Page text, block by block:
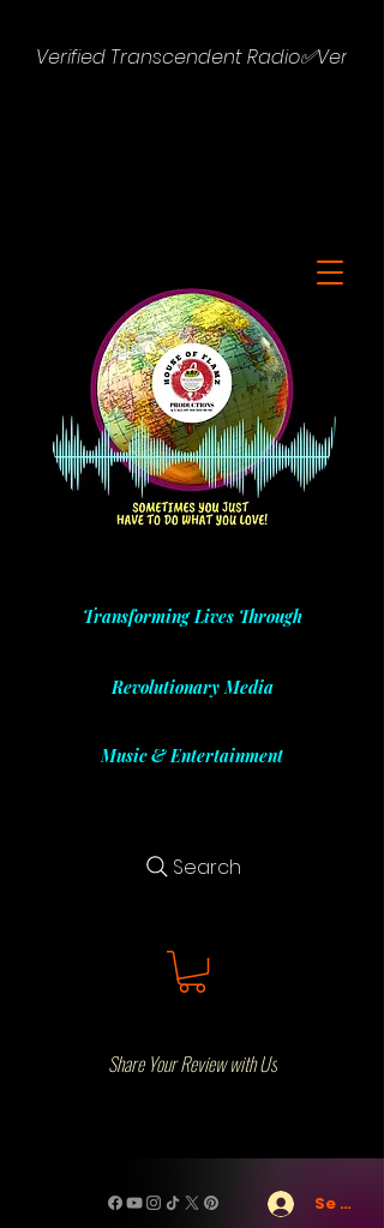
Verified Transcendent Radio✅
Transforming Lives Through
Revolutionary Media
Music & Entertainment
Search
Share Your Review with Us
Se